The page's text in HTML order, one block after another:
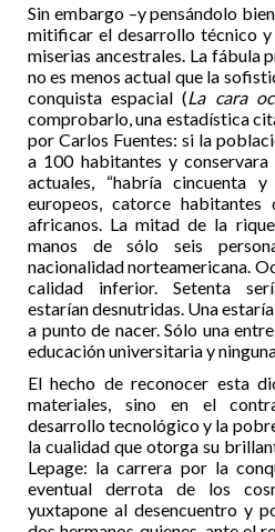
Sin embargo –y pensándolo
mitificar el desarrollo técnico
miserias ancestrales. La fábula
no es menos actual que la
conquista espacial (La cara
comprobarlo, una estadística
por Carlos Fuentes: si la
a 100 habitantes y conservara
actuales, “habría cincuenta
europeos, catorce
africanos. La mitad de la
manos de sólo seis
nacionalidad norteamericana.
calidad inferior. Setenta
estarían desnutridas. Una
a punto de nacer. Sólo una
educación universitaria y
El hecho de reconocer esta
materiales, sino en el
desarrollo tecnológico y la
la cualidad que otorga su
Lepage: la carrera por la
eventual derrota de los
yuxtapone al desencuentro y